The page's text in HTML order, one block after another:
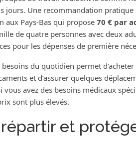
jours. Une recommandation
aux Pays-Bas qui propose 70 € par
de quatre personnes avec deux
pour les dépenses de première
du quotidien permet
et d’assurer quelques
avez des besoins médicaux
sont plus élevés.
et